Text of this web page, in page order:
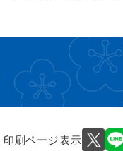
印刷ページ表示